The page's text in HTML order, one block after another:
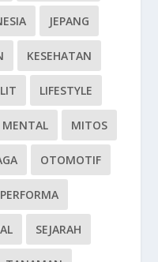
JEPANG
KESEHATAN
LIFESTYLE
MENTAL MITOS
OTOMOTIF
PERFORMA
SEJARAH